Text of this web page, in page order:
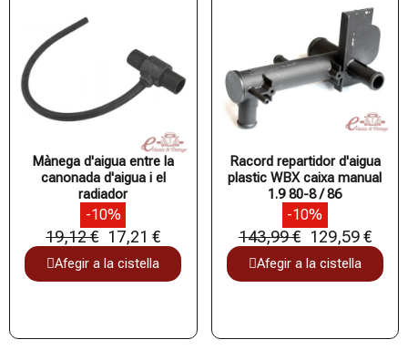
Mànega d'aigua entre la
canonada d'aigua i el
radiador
-10%
19,12 € 17,21 €
Afegir a la cistella
Racord repartidor d'aigua
plastic WBX caixa manual
1.9 80-8 / 86
-10%
143,99 € 129,59 €
Afegir a la cistella